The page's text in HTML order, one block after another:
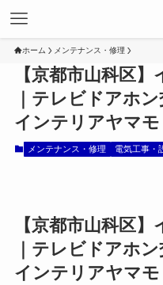
ホーム メンテナンス・修理
【京都市山科区
｜テレビドアホ
インテリアヤマモ
メンテナンス・修理 電気工事・
【京都市山科区
｜テレビドアホ
インテリアヤマモ